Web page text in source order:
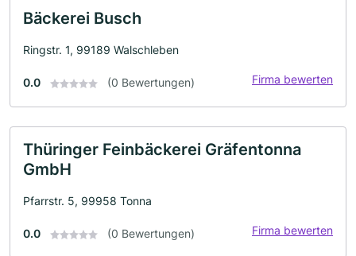
Bäckerei Busch
Ringstr. 1, 99189 Walschleben
0.0 (0 Bewertungen) Firma bewerten
Thüringer Feinbäckerei Gräfentonna
GmbH
Pfarrstr. 5, 99958 Tonna
0.0 (0 Bewertungen) Firma bewerten